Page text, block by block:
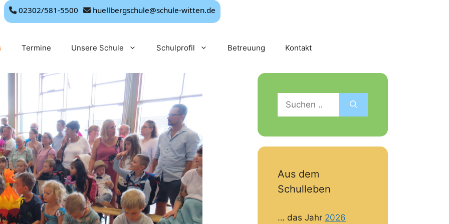
02302/581-5500 huellbergschule@schule-witten.de
Termine Unsere Schule Schulprofil Betreuung Kontakt
nach:
Aus dem
Schulleben
… das Jahr 2026